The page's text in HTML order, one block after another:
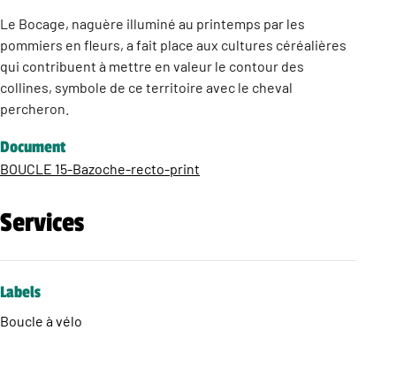
Le Bocage, naguère illuminé au printemps par les
pommiers en fleurs, a fait place aux cultures céréalières
qui contribuent à mettre en valeur le contour des
collines, symbole de ce territoire avec le cheval
percheron.
Document
BOUCLE 15-Bazoche-recto-print
Services
Labels
Boucle à vélo